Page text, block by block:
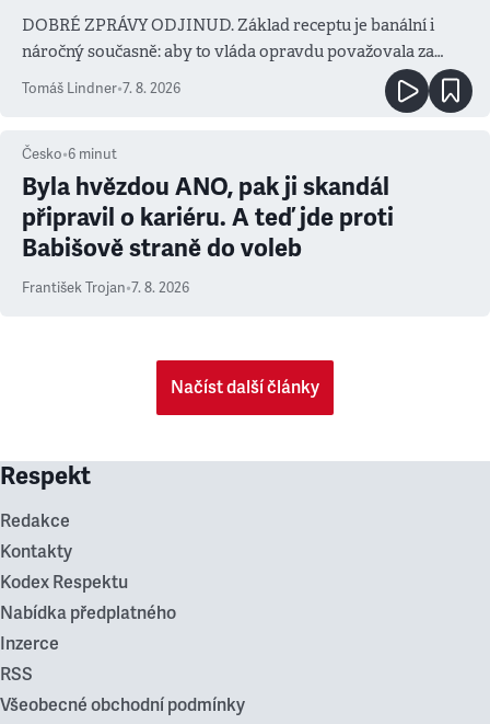
DOBRÉ ZPRÁVY ODJINUD. Základ receptu je banální i
náročný současně: aby to vláda opravdu považovala za
prioritu
Tomáš Lindner•7. 8. 2026
Česko•6 minut
Byla hvězdou ANO, pak ji skandál
připravil o kariéru. A teď jde proti
Babišově straně do voleb
František Trojan•7. 8. 2026
Načíst další články
Respekt
Redakce
Kontakty
Kodex Respektu
Nabídka předplatného
Inzerce
RSS
Všeobecné obchodní podmínky